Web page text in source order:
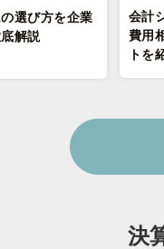
選び方を企業
解説
会計
費用
トを
決